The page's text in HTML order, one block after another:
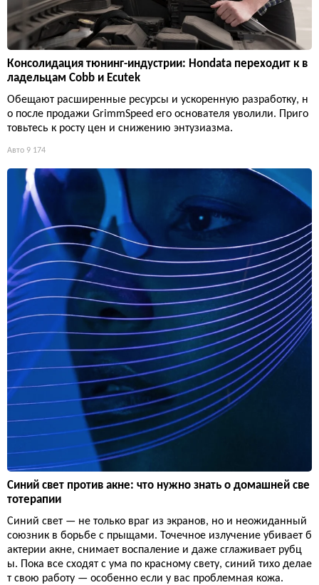
Консолидация тюнинг-индустрии: Hondata переходит к в
ладельцам Cobb и Ecutek
Обещают расширенные ресурсы и ускоренную разработку, н
о после продажи GrimmSpeed его основателя уволили. Приго
товьтесь к росту цен и снижению энтузиазма.
Авто 9 174
Синий свет против акне: что нужно знать о домашней све
тотерапии
Синий свет — не только враг из экранов, но и неожиданный
союзник в борьбе с прыщами. Точечное излучение убивает б
актерии акне, снимает воспаление и даже сглаживает рубц
ы. Пока все сходят с ума по красному свету, синий тихо делае
т свою работу — особенно если у вас проблемная кожа.